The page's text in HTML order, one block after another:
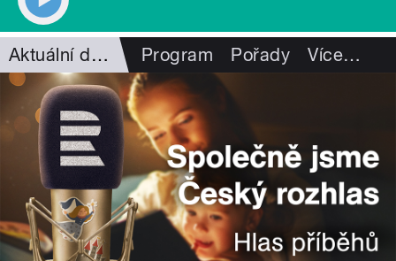
Aktuální dění Program Pořady Více…